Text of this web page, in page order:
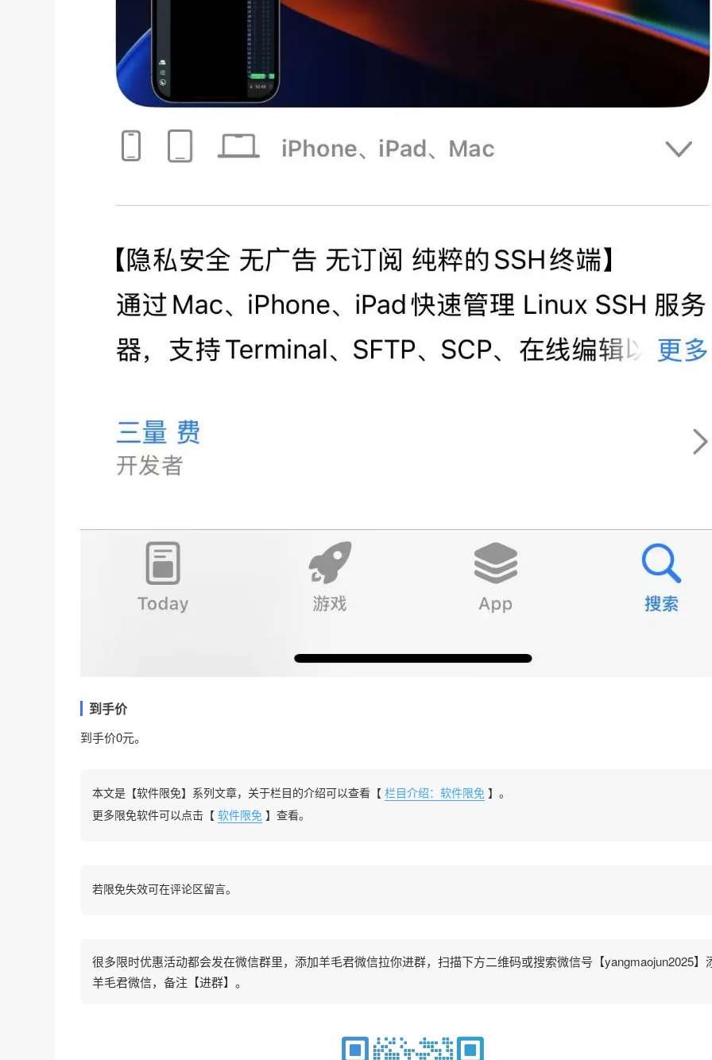
到手价
到手价0元。
本文是【软件限免】系列文章，关于栏目的介绍可以查看【 栏目介绍：软件限免 】。
更多限免软件可以点击【 软件限免 】查看。
若限免失效可在评论区留言。
很多限时优惠活动都会发在微信群里，添加羊毛君微信拉你进群，扫描下方二维码或搜索微信号【yangmaojun2025】
羊毛君微信，备注【进群】。